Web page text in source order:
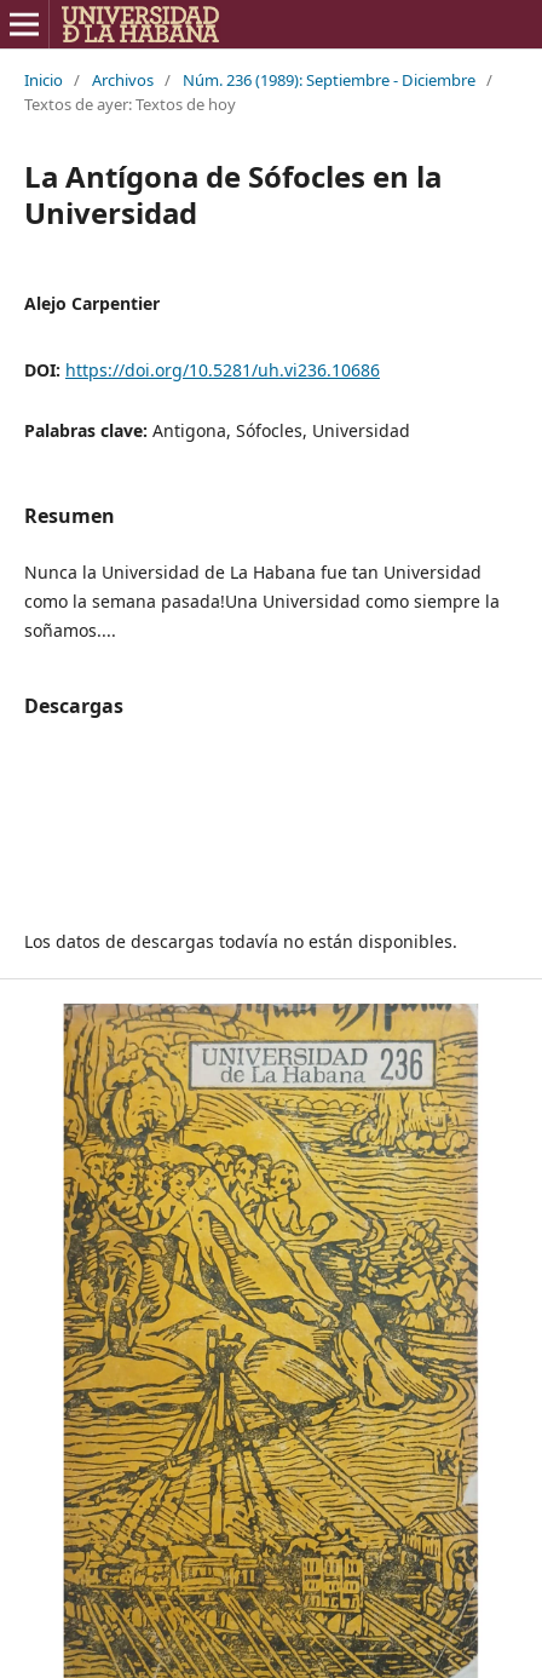
Inicio / Archivos / Núm. 236 (1989): Septiembre - Diciembre /
Textos de ayer: Textos de hoy
La Antígona de Sófocles en la
Universidad
Alejo Carpentier
DOI: https://doi.org/10.5281/uh.vi236.10686
Palabras clave: Antigona, Sófocles, Universidad
Resumen
Nunca la Universidad de La Habana fue tan Universidad
como la semana pasada!Una Universidad como siempre la
soñamos....
Descargas
Los datos de descargas todavía no están disponibles.